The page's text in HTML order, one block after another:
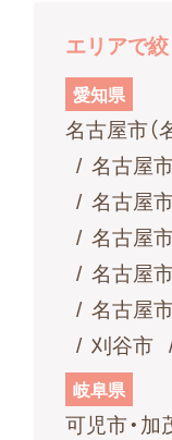
エリアで
愛知県
名古屋市（
名古屋市
名古屋市
名古屋市
名古屋市
名古屋
刈谷市
岐阜県
可児市・加